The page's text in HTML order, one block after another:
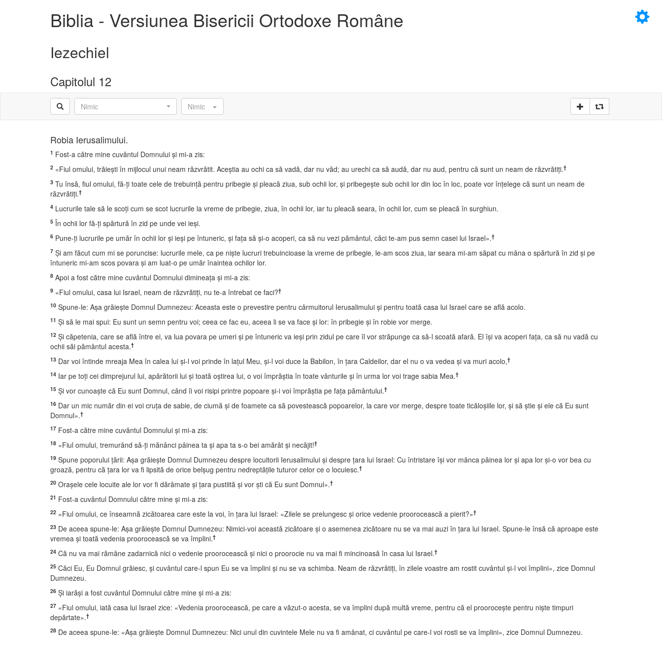
×
Biblia - Versiunea Bisericii Ortodoxe Române
Iezechiel
Capitolul 12
Nimic Nimic
Robia Ierusalimului.
1 Fost-a către mine cuvântul Domnului şi mi-a zis:
2 «Fiul omului, trăieşti în mijlocul unui neam răzvrătit. Aceştia au ochi ca să vadă, dar nu văd; au urechi ca să audă, dar nu aud, pentru că sunt un neam de răzvrătiţi.†
3 Tu însă, fiul omului, fă-ţi toate cele de trebuinţă pentru pribegie şi pleacă ziua, sub ochii lor, şi pribegeşte sub ochii lor din loc în loc, poate vor înţelege că sunt un neam de
răzvrătiţi.†
4 Lucrurile tale să le scoţi cum se scot lucrurile la vreme de pribegie, ziua, în ochii lor, iar tu pleacă seara, în ochii lor, cum se pleacă în surghiun.
5 În ochii lor fă-ţi spărtură în zid pe unde vei ieşi.
6 Pune-ţi lucrurile pe umăr în ochii lor şi ieşi pe întuneric, şi faţa să şi-o acoperi, ca să nu vezi pământul, căci te-am pus semn casei lui Israel».†
7 Şi am făcut cum mi se poruncise: lucrurile mele, ca pe nişte lucruri trebuincioase la vreme de pribegie, le-am scos ziua, iar seara mi-am săpat cu mâna o spărtură în zid şi pe
întuneric mi-am scos povara şi am luat-o pe umăr înaintea ochilor lor.
8 Apoi a fost către mine cuvântul Domnului dimineaţa şi mi-a zis:
9 «Fiul omului, casa lui Israel, neam de răzvrătiţi, nu te-a întrebat ce faci?†
10 Spune-le: Aşa grăieşte Domnul Dumnezeu: Aceasta este o prevestire pentru cârmuitorul Ierusalimului şi pentru toată casa lui Israel care se află acolo.
11 Şi să le mai spui: Eu sunt un semn pentru voi; ceea ce fac eu, aceea li se va face şi lor: în pribegie şi în robie vor merge.
12 Şi căpetenia, care se află între ei, va lua povara pe umeri şi pe întuneric va ieşi prin zidul pe care îl vor străpunge ca să-l scoată afară. El îşi va acoperi faţa, ca să nu vadă cu
ochii săi pământul acesta.†
13 Dar voi întinde mreaja Mea în calea lui şi-l voi prinde în laţul Meu, şi-l voi duce la Babilon, în ţara Caldeilor, dar el nu o va vedea şi va muri acolo,†
14 Iar pe toţi cei dimprejurul lui, apărătorii lui şi toată oştirea lui, o voi împrăştia în toate vânturile şi în urma lor voi trage sabia Mea.†
15 Şi vor cunoaşte că Eu sunt Domnul, când îi voi risipi printre popoare şi-i voi împrăştia pe faţa pământului.†
16 Dar un mic număr din ei voi cruţa de sabie, de ciumă şi de foamete ca să povestească popoarelor, la care vor merge, despre toate ticăloşiile lor, şi să ştie şi ele că Eu sunt
Domnul».†
17 Fost-a către mine cuvântul Domnului şi mi-a zis:
18 «Fiul omului, tremurând să-ţi mănânci pâinea ta şi apa ta s-o bei amărât şi necăjit!†
19 Spune poporului ţării: Aşa grăieşte Domnul Dumnezeu despre locuitorii Ierusalimului şi despre ţara lui Israel: Cu întristare îşi vor mânca pâinea lor şi apa lor şi-o vor bea cu
groază, pentru că ţara lor va fi lipsită de orice belşug pentru nedreptăţile tuturor celor ce o locuiesc.†
20 Oraşele cele locuite ale lor vor fi dărâmate şi ţara pustiită şi vor şti că Eu sunt Domnul».†
21 Fost-a cuvântul Domnului către mine şi mi-a zis:
22 «Fiul omului, ce înseamnă zicătoarea care este la voi, în ţara lui Israel: «Zilele se prelungesc şi orice vedenie proorocească a pierit?»†
23 De aceea spune-le: Aşa grăieşte Domnul Dumnezeu: Nimici-voi această zicătoare şi o asemenea zicătoare nu se va mai auzi în ţara lui Israel. Spune-le însă că aproape este
vremea şi toată vedenia proorocească se va împlini.†
24 Că nu va mai rămâne zadarnică nici o vedenie proorocească şi nici o proorocie nu va mai fi mincinoasă în casa lui Israel.†
25 Căci Eu, Eu Domnul grăiesc, şi cuvântul care-l spun Eu se va împlini şi nu se va schimba. Neam de răzvrătiţi, în zilele voastre am rostit cuvântul şi-l voi împlini», zice Domnul
Dumnezeu.
26 Şi iarăşi a fost cuvântul Domnului către mine şi mi-a zis:
27 «Fiul omului, iată casa lui Israel zice: «Vedenia proorocească, pe care a văzut-o acesta, se va împlini după multă vreme, pentru că el prooroceşte pentru nişte timpuri
depărtate».†
28 De aceea spune-le: «Aşa grăieşte Domnul Dumnezeu: Nici unul din cuvintele Mele nu va fi amânat, ci cuvântul pe care-l voi rosti se va împlini», zice Domnul Dumnezeu.